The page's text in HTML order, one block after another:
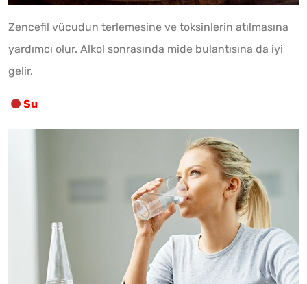
Zencefil vücudun terlemesine ve toksinlerin atılmasına
yardımcı olur. Alkol sonrasında mide bulantısına da iyi
gelir.
Su